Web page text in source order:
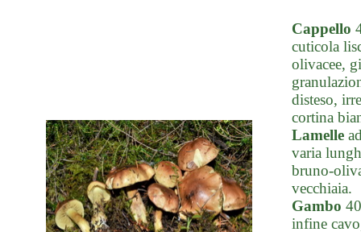
Cappello
cuticola
olivacee,
disteso,
cortina
Lamelle
varia
bruno-
vecchiaia.
Gambo
infine